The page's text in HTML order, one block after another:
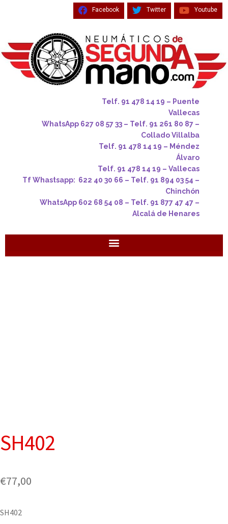
Facebook Twitter Youtube
Telf. 91 478 14 19 – Puente
Vallecas
WhatsApp 627 08 57 33 – Telf. 91 261 80 87 –
Collado Villalba
Telf. 91 478 14 19 – Méndez
Álvaro
Telf. 91 478 14 19 – Vallecas
Tf Whastsapp: 622 40 30 66 – Telf. 91 894 03 54 –
Chinchón
WhatsApp 602 68 54 08 – Telf. 91 877 47 47 –
Alcalá de Henares
SH402
€77,00
SH402